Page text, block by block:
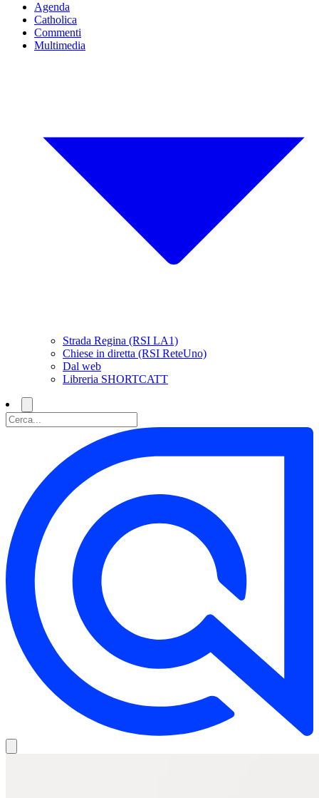
Agenda
Catholica
Commenti
Multimedia
Strada Regina (RSI LA1)
Chiese in diretta (RSI ReteUno)
Dal web
Libreria SHORTCATT